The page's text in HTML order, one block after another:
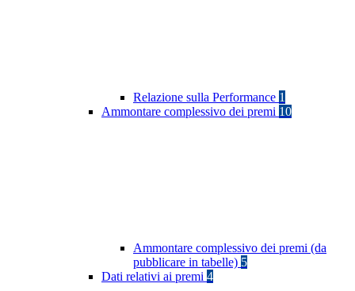
Relazione sulla Performance 1
Ammontare complessivo dei premi 10
Ammontare complessivo dei premi (da
pubblicare in tabelle) 5
Dati relativi ai premi 4